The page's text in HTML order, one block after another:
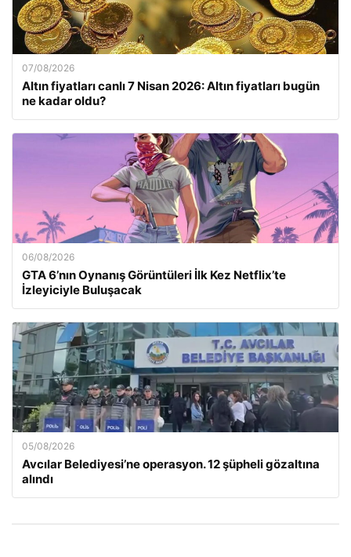
07/08/2026
Altın fiyatları canlı 7 Nisan 2026: Altın fiyatları bugün
ne kadar oldu?
06/08/2026
GTA 6’nın Oynanış Görüntüleri İlk Kez Netflix’te
İzleyiciyle Buluşacak
05/08/2026
Avcılar Belediyesi’ne operasyon. 12 şüpheli gözaltına
alındı